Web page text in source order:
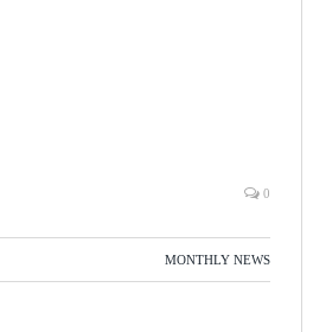
0
MONTHLY NEWS